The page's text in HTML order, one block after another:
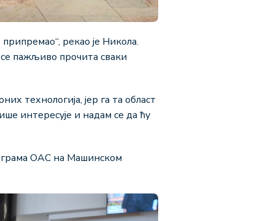
рекао је Никола.
пажљиво прочита сваки
технологија, јер га та област
интересује и надам се да ћу
ОАС на Машинском